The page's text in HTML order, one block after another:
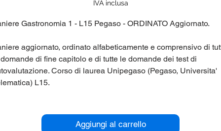
IVA inclusa
Gastronomia 1 - L15 Pegaso - ORDINATO Aggiornato.
aggiornato, ordinato alfabeticamente e comprensivo di
di fine capitolo e di tutte le domande dei test di
Corso di laurea Unipegaso (Pegaso, Universita'
L15.
oppure su Telegram nel gruppo @panieri_unipegaso.
Aggiungi al carrello